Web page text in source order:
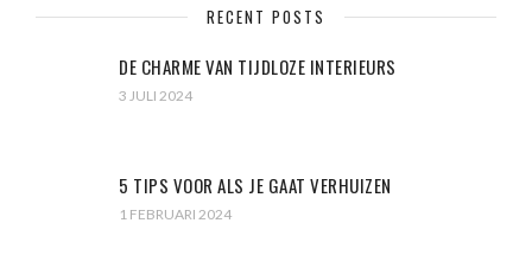
RECENT POSTS
DE CHARME VAN TIJDLOZE INTERIEURS
3 JULI 2024
5 TIPS VOOR ALS JE GAAT VERHUIZEN
1 FEBRUARI 2024